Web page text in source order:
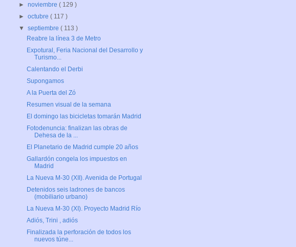
►noviembre( 129 )
►octubre( 117 )
▼septiembre( 113 )
Reabre la línea 3 de Metro
Expotural, Feria Nacional del Desarrollo y
Turismo...
Calentando el Derbi
Supongamos
A la Puerta del Zó
Resumen visual de la semana
El domingo las bicicletas tomarán Madrid
Fotodenuncia: finalizan las obras de
Dehesa de la ...
El Planetario de Madrid cumple 20 años
Gallardón congela los impuestos en
Madrid
La Nueva M-30 (XII). Avenida de Portugal
Detenidos seis ladrones de bancos
(mobiliario urbano)
La Nueva M-30 (XI). Proyecto Madrid Río
Adiós, Trini , adiós
Finalizada la perforación de todos los
nuevos túne...